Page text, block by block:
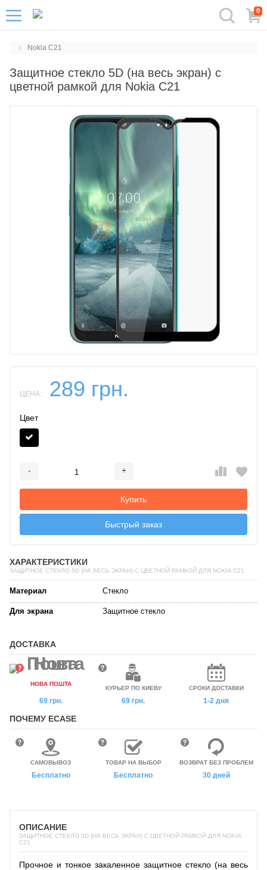
0
Nokia C21
Защитное стекло 5D (на весь экран) с
цветной рамкой для Nokia C21
ЦЕНА: 289 грн.
Цвет
- +
Купить
Быстрый заказ
ХАРАКТЕРИСТИКИ
ЗАЩИТНОЕ СТЕКЛО 5D (НА ВЕСЬ ЭКРАН) С ЦВЕТНОЙ РАМКОЙ ДЛЯ NOKIA C21
Материал Стекло
Для экрана Защитное стекло
ДОСТАВКА
НОВА ПОШТА
69 грн.
КУРЬЕР ПО КИЕВУ
69 грн.
СРОКИ ДОСТАВКИ
1-2 дня
ПОЧЕМУ ECASE
САМОВЫВОЗ
Бесплатно
ТОВАР НА ВЫБОР
Бесплатно
ВОЗВРАТ БЕЗ ПРОБЛЕМ
30 дней
ОПИСАНИЕ
ЗАЩИТНОЕ СТЕКЛО 5D (НА ВЕСЬ ЭКРАН) С ЦВЕТНОЙ РАМКОЙ ДЛЯ NOKIA
C21
Прочное и тонкое закаленное защитное стекло (на весь